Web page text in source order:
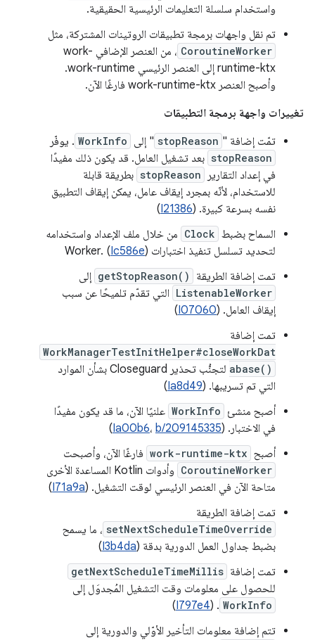
واستخدام سلسلة التعليمات الرئيسية الحقيقية.
تم نقل واجهات برمجة تطبيقات الروتينات المشتركة، مثل
CoroutineWorker
، من العنصر الإضافي work-
runtime-ktx إلى العنصر الرئيسي work-runtime.
وأصبح العنصر work-runtime-ktx فارغًا الآن.
تغييرات واجهة برمجة التطبيقات
تمّت إضافة " stopReason " إلى WorkInfo . يوفّر
stopReason بعد تشغيل العامل. قد يكون ذلك مفيدًا
في إعداد التقارير
stopReason بطريقة قابلة
للاستخدام، لأنّه بمجرد إيقاف عامل، يمكن إيقاف التطبيق
نفسه بسرعة كبيرة. (I21386
)
السماح بضبط Clock من خلال ملف الإعداد واستخدامه
لتحديد تسلسل تنفيذ اختبارات Worker. ( Ic586e)
تمت إضافة الطريقة
getStopReason() إلى
ListenableWorker التي تقدّم تلميحًا عن سبب
إيقاف العامل. (I07060
)
تمت إضافة
WorkManagerTestInitHelper#closeWorkDat
abase()
لتجنُّب تحذير Closeguard بشأن الموارد
التي تم تسريبها. (Ia8d49
)
أصبح منشئ WorkInfo علنيًا الآن، ما قد يكون مفيدًا
في الاختبار. (
Ia00b6، b/209145335
)
أصبح work-runtime-ktx فارغًا الآن، وأصبحت
CoroutineWorker
وأدوات Kotlin المساعدة الأخرى
متاحة الآن في العنصر الرئيسي لوقت التشغيل. (I71a9a
)
تمت إضافة الطريقة
setNextScheduleTimeOverride ، ما يسمح
بضبط جداول العمل الدورية بدقة (I3b4da
)
تمت إضافة getNextScheduleTimeMillis
للحصول على معلومات وقت التشغيل المُجدوَل إلى
WorkInfo
. (
I797e4
)
تتم إضافة معلومات التأخير الأوّلي والدورية إلى